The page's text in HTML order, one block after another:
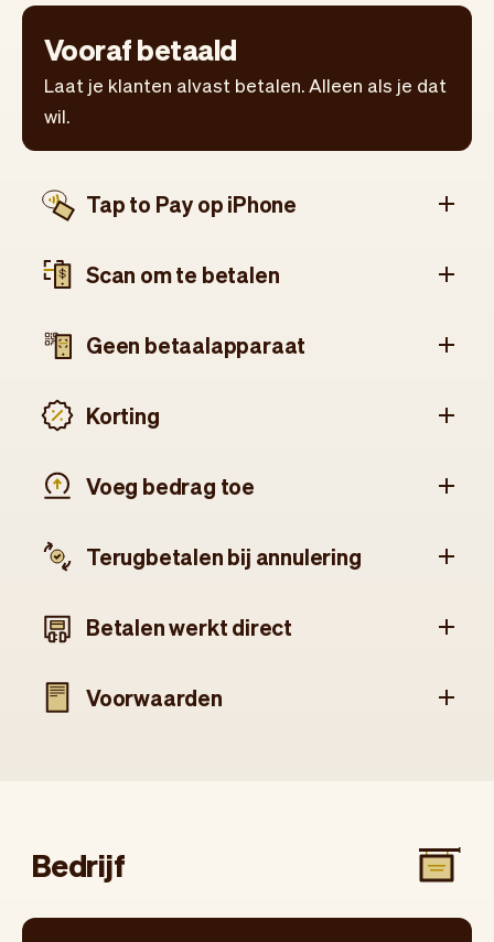
Vooraf betaald
Laat je klanten alvast betalen. Alleen als je dat
wil.
Tap to Pay op iPhone
Scan om te betalen
Geen betaalapparaat
Korting
Voeg bedrag toe
Terugbetalen bij annulering
Betalen werkt direct
Voorwaarden
Bedrijf